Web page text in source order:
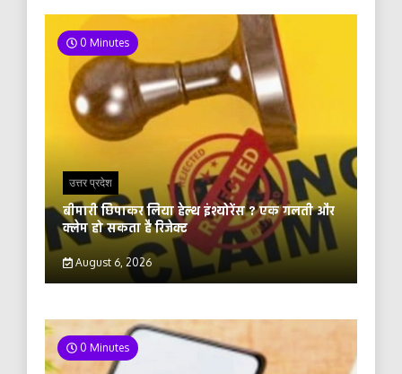
0 Minutes
उत्तर प्रदेश
बीमारी छिपाकर लिया हेल्थ इंश्योरेंस ? एक गलती और
क्लेम हो सकता है रिजेक्ट
August 6, 2026
0 Minutes